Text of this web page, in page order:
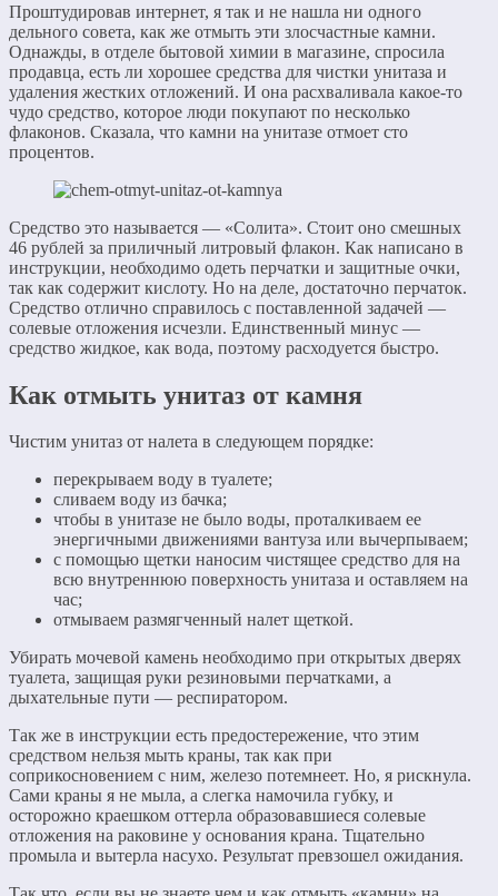
Проштудировав интернет, я так и не нашла ни одного
дельного совета, как же отмыть эти злосчастные камни.
Однажды, в отделе бытовой химии в магазине, спросила
продавца, есть ли хорошее средства для чистки унитаза и
удаления жестких отложений. И она расхваливала какое-то
чудо средство, которое люди покупают по несколько
флаконов. Сказала, что камни на унитазе отмоет сто
процентов.
Средство это называется — «Солита». Стоит оно смешных
46 рублей за приличный литровый флакон. Как написано в
инструкции, необходимо одеть перчатки и защитные очки,
так как содержит кислоту. Но на деле, достаточно перчаток.
Средство отлично справилось с поставленной задачей —
солевые отложения исчезли. Единственный минус —
средство жидкое, как вода, поэтому расходуется быстро.
Как отмыть унитаз от камня
Чистим унитаз от налета в следующем порядке:
перекрываем воду в туалете;
сливаем воду из бачка;
чтобы в унитазе не было воды, проталкиваем ее
энергичными движениями вантуза или вычерпываем;
с помощью щетки наносим чистящее средство для на
всю внутреннюю поверхность унитаза и оставляем на
час;
отмываем размягченный налет щеткой.
Убирать мочевой камень необходимо при открытых дверях
туалета, защищая руки резиновыми перчатками, а
дыхательные пути — респиратором.
Так же в инструкции есть предостережение, что этим
средством нельзя мыть краны, так как при
соприкосновением с ним, железо потемнеет. Но, я рискнула.
Сами краны я не мыла, а слегка намочила губку, и
осторожно краешком оттерла образовавшиеся солевые
отложения на раковине у основания крана. Тщательно
промыла и вытерла насухо. Результат превзошел ожидания.